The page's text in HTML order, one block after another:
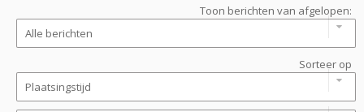
Toon berichten van afgelopen:
Sorteer op